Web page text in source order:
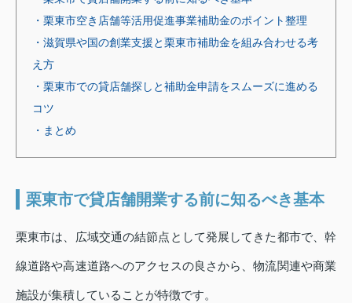
・栗東市空き店舗等活用促進事業補助金のポイント整理
・滋賀県や国の創業支援と栗東市補助金を組み合わせる考
え方
・栗東市での貸店舗探しと補助金申請をスムーズに進める
コツ
・まとめ
栗東市で貸店舗開業する前に知るべき基本
栗東市は、広域交通の結節点として発展してきた都市で、幹
線道路や高速道路へのアクセスの良さから、物流関連や商業
施設が集積していることが特徴です。